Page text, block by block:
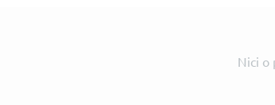
Nici o